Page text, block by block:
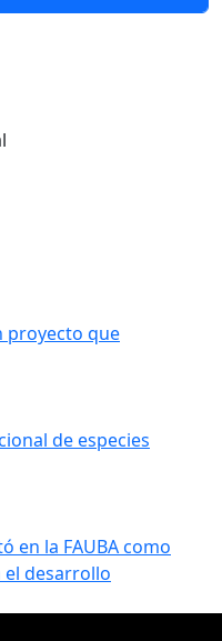
proyecto que
de especies
en la FAUBA como
desarrollo